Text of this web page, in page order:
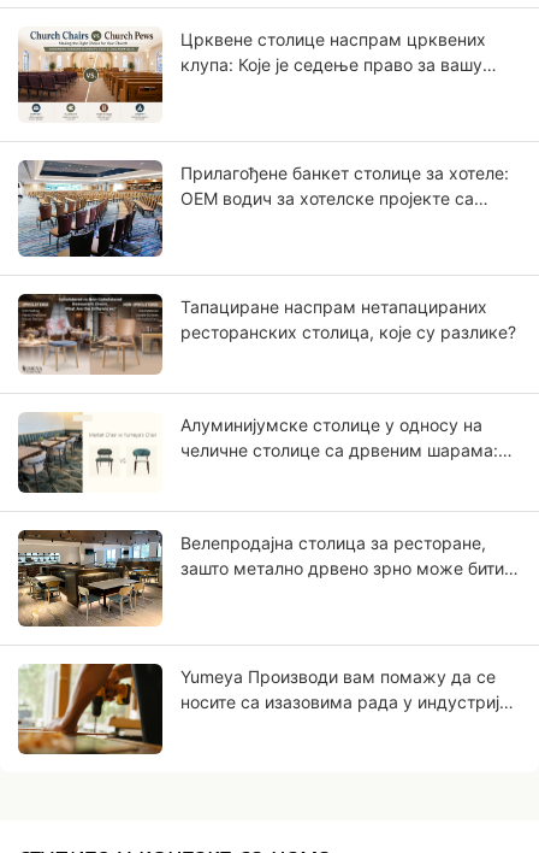
Црквене столице наспрам црквених
клупа: Које је седење право за вашу
Прилагођене банкет столице за хотеле:
ОЕМ водич за хотелске пројекте са
Тапациране наспрам нетапацираних
ресторанских столица, које су разлике?
Алуминијумске столице у односу на
челичне столице са дрвеним шарама:
Велепродајна столица за ресторане,
зашто метално дрвено зрно може бити
Yumeya Производи вам помажу да се
носите са изазовима рада у индустрији